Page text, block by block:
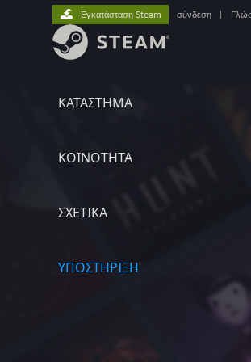
ΚΑΤΑΣΤΗΜΑ
ΚΟΙΝΟΤΗΤΑ
ΣΧΕΤΙΚΆ
ΥΠΟΣΤΗΡΙΞΗ
Εγκατάσταση Steam σύνδεση